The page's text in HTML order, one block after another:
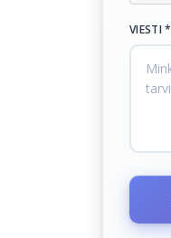
VIESTI *